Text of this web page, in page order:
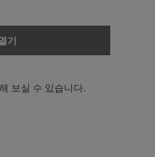
기
보실 수 있습니다.